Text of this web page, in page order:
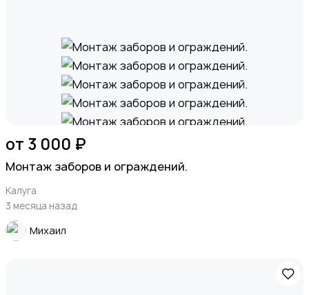
от 3 000 ₽
Монтаж заборов и ограждений.
Калуга
3 месяца назад
Михаил